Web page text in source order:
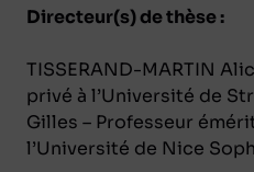
Directeur(s) de thèse :
TISSERAND-MARTIN
privé à l’Université de
Gilles – Professeur
l’Université de Nice